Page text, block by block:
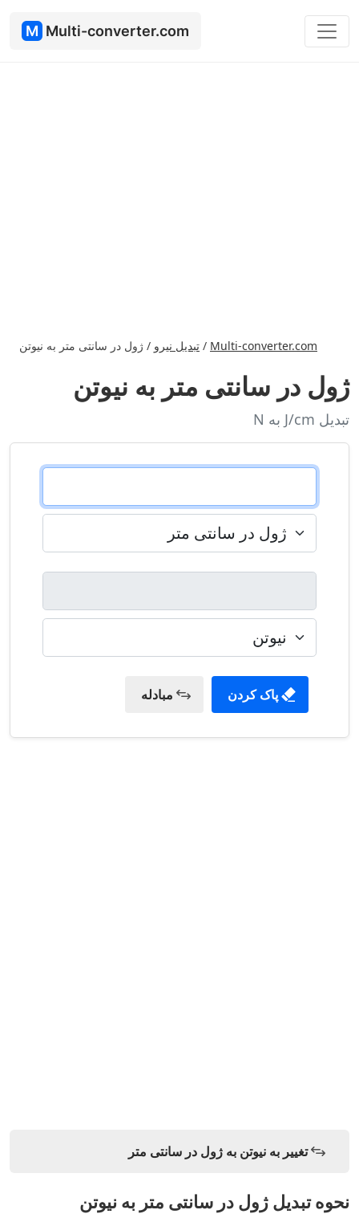
M Multi-converter.com
Multi-converter.com
/ تبدیل نیرو / ژول در سانتی متر به نیوتن
ژول در سانتی متر به نیوتن
تبدیل J/cm به N
پاک کردن مبادله
تغییر به نیوتن به ژول در سانتی متر
نحوه تبدیل ژول در سانتی متر به نیوتن